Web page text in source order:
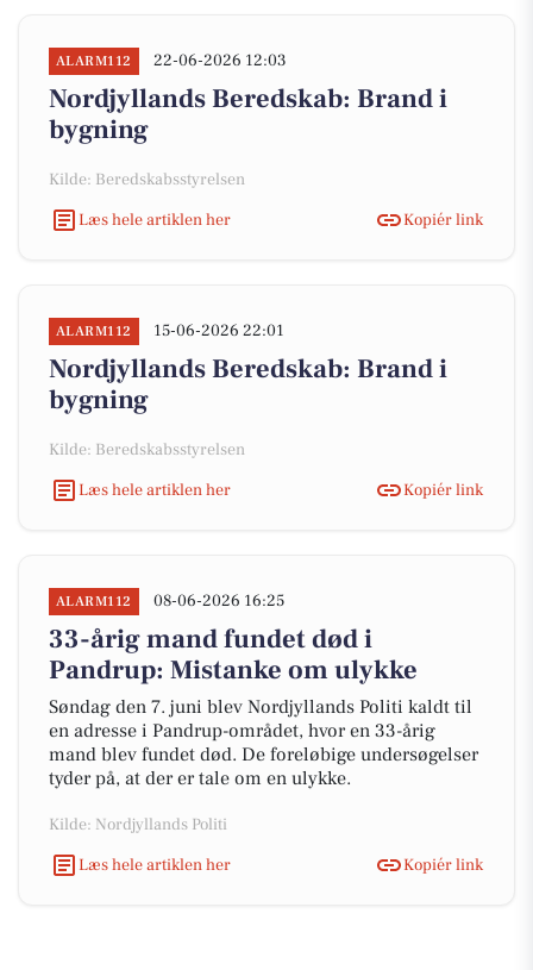
ALARM112 22-06-2026 12:03
Nordjyllands Beredskab: Brand i
bygning
Kilde: Beredskabsstyrelsen
Læs hele artiklen her
Kopiér link
ALARM112 15-06-2026 22:01
Nordjyllands Beredskab: Brand i
bygning
Kilde: Beredskabsstyrelsen
Læs hele artiklen her
Kopiér link
ALARM112 08-06-2026 16:25
33-årig mand fundet død i
Pandrup: Mistanke om ulykke
Søndag den 7. juni blev Nordjyllands Politi kaldt til
en adresse i Pandrup-området, hvor en 33-årig
mand blev fundet død. De foreløbige undersøgelser
tyder på, at der er tale om en ulykke.
Kilde: Nordjyllands Politi
Læs hele artiklen her
Kopiér link